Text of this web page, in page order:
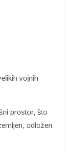
vojnih
prostor, što
odložen